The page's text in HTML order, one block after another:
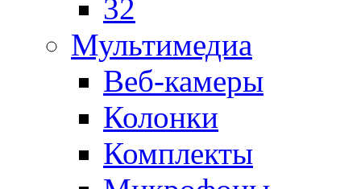
32
Мультимедиа
Веб-камеры
Колонки
Комплекты